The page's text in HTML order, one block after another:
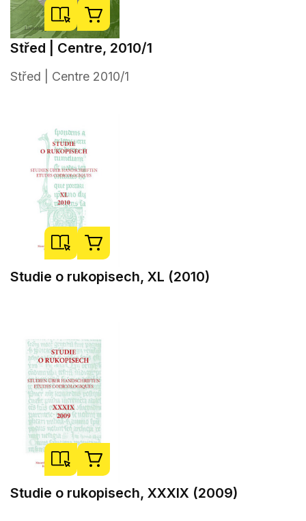
Střed | Centre, 2010/1
Střed | Centre 2010/1
Studie o rukopisech, XL (2010)
Studie o rukopisech, XXXIX (2009)